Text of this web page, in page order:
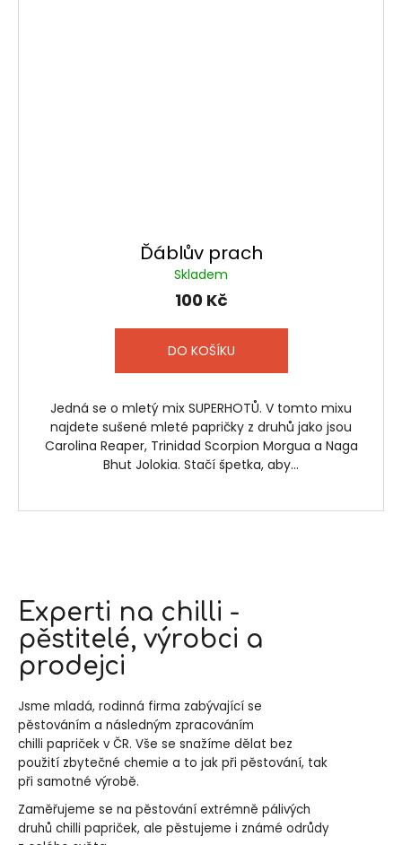
Ďáblův prach
Skladem
100 Kč
DO KOŠÍKU
Jedná se o mletý mix SUPERHOTŮ. V tomto mixu
najdete sušené mleté papričky z druhů jako jsou
Carolina Reaper, Trinidad Scorpion Morgua a Naga
Bhut Jolokia. Stačí špetka, aby...
Experti na chilli -
pěstitelé, výrobci a
prodejci
Jsme mladá, rodinná firma zabývající se
pěstováním a následným zpracováním
chilli papriček v ČR. Vše se snažíme dělat bez
použití zbytečné chemie a to jak při pěstování, tak
při samotné výrobě.
Zaměřujeme se na pěstování extrémně pálivých
druhů chilli papriček, ale pěstujeme i známé odrůdy